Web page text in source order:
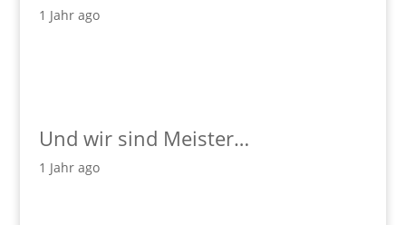
1 Jahr ago
Und wir sind Meister…
1 Jahr ago